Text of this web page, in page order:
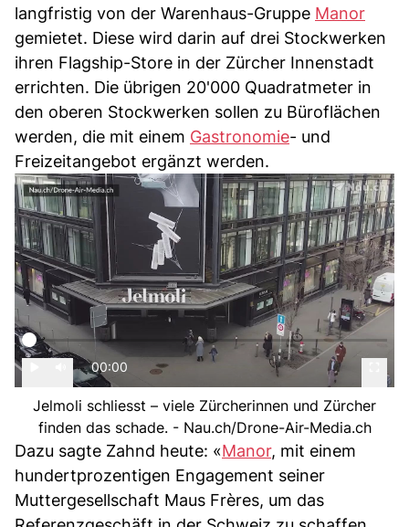
langfristig von der Warenhaus-Gruppe Manor
gemietet. Diese wird darin auf drei Stockwerken
ihren Flagship-Store in der Zürcher Innenstadt
errichten. Die übrigen 20'000 Quadratmeter in
den oberen Stockwerken sollen zu Büroflächen
werden, die mit einem Gastronomie- und
Freizeitangebot ergänzt werden.
00:00
Jelmoli schliesst – viele Zürcherinnen und Zürcher
finden das schade. - Nau.ch/Drone-Air-Media.ch
Dazu sagte Zahnd heute: «Manor, mit einem
hundertprozentigen Engagement seiner
Muttergesellschaft Maus Frères, um das